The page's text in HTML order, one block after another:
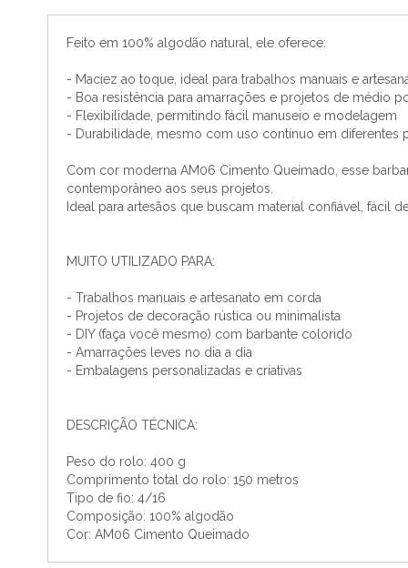
imagens
Feito em 100% algodão natural, ele oferece:
- Maciez ao toque, ideal para trabalhos manuais e
- Boa resistência para amarrações e projetos de médio
- Flexibilidade, permitindo fácil manuseio e modelagem
- Durabilidade, mesmo com uso contínuo em diferentes
Com cor moderna AM06 Cimento Queimado, esse
contemporâneo aos seus projetos.
Ideal para artesãos que buscam material confiável, fácil
MUITO UTILIZADO PARA:
- Trabalhos manuais e artesanato em corda
- Projetos de decoração rústica ou minimalista
- DIY (faça você mesmo) com barbante colorido
- Amarrações leves no dia a dia
- Embalagens personalizadas e criativas
DESCRIÇÃO TÉCNICA:
Peso do rolo: 400 g
Comprimento total do rolo: 150 metros
Tipo de fio: 4/16
Composição: 100% algodão
Cor: AM06 Cimento Queimado